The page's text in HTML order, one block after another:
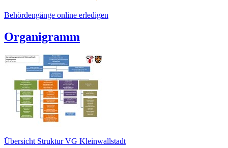
Behördengänge online erledigen
Organigramm
Übersicht Struktur VG Kleinwallstadt